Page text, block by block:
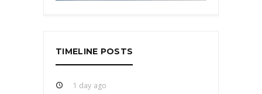
TIMELINE POSTS
1 day ago